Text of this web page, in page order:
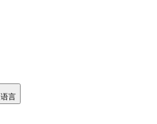
言